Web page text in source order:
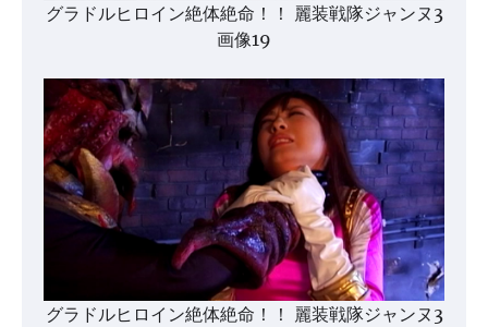
グラドルヒロイン絶体絶命！！ 麗装戦隊ジャンヌ3
画像19
グラドルヒロイン絶体絶命！！ 麗装戦隊ジャンヌ3